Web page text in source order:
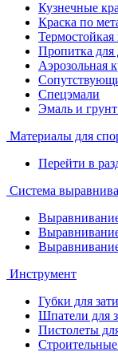
Кузнечные
Краска по
Термостойкая
Пропитка для
Аэрозольная
Спецэмали
Эмаль и
Материалы для
Перейти в
Система
Инструмент
Губки для
Шпатели для
Пистолеты